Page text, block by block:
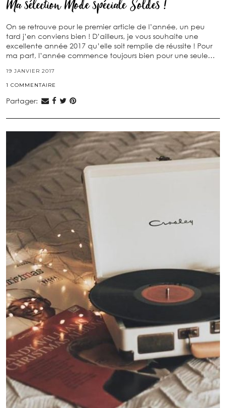
Ma sélection Mode spéciale Soldes !
On se retrouve pour le premier article de l’année, un peu
tard j’en conviens bien ! D’ailleurs, je vous souhaite une
excellente année 2017 qu’elle soit remplie de réussite ! Pour
ma part, l’année commence toujours bien pour une seule…
19 JANVIER 2017
1 COMMENTAIRE
Partager: